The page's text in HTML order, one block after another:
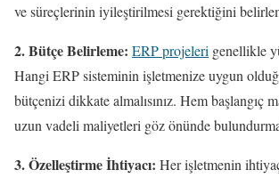
ve süreçlerinin iyileştirilmesi gerektiğini
2. Bütçe Belirleme: ERP projeleri genellikle
Hangi ERP sisteminin işletmenize uygun
bütçenizi dikkate almalısınız. Hem başlangıç
uzun vadeli maliyetleri göz önünde
3. Özelleştirme İhtiyacı: Her işletmenin